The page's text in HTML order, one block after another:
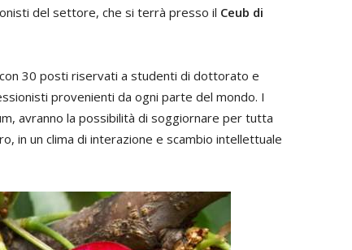
del settore, che si terrà presso il Ceub di
30 posti riservati a studenti di dottorato e
provenienti da ogni parte del mondo. I
avranno la possibilità di soggiornare per tutta
in un clima di interazione e scambio intellettuale